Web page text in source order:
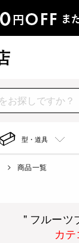
型・道具
商品一覧
" フルーツ
カ